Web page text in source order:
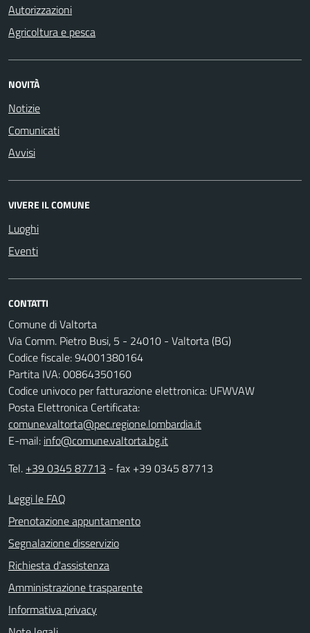
Autorizzazioni
Agricoltura e pesca
NOVITÀ
Notizie
Comunicati
Avvisi
VIVERE IL COMUNE
Luoghi
Eventi
CONTATTI
Comune di Valtorta
Via Comm. Pietro Busi, 5 - 24010 - Valtorta (BG)
Codice fiscale: 94001380164
Partita IVA: 00864350160
Codice univoco per fatturazione elettronica: UFWVAW
Posta Elettronica Certificata:
comune.valtorta@pec.regione.lombardia.it
E-mail: info@comune.valtorta.bg.it
Tel. +39 0345 87713 - fax +39 0345 87713
Leggi le FAQ
Prenotazione appuntamento
Segnalazione disservizio
Richiesta d'assistenza
Amministrazione trasparente
Informativa privacy